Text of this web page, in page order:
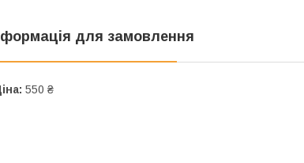
для замовлення
550 ₴